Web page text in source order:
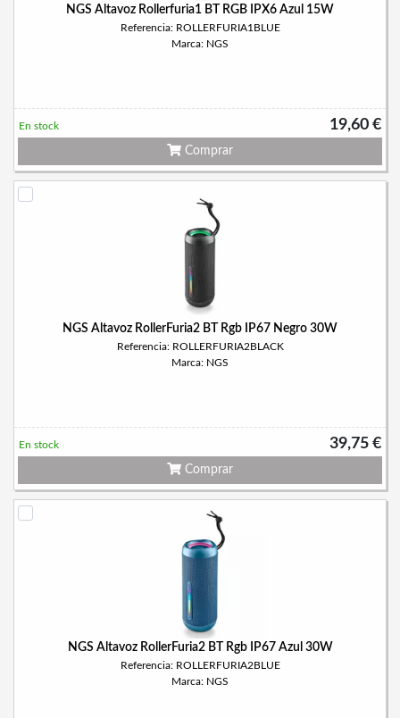
NGS Altavoz Rollerfuria1 BT RGB IPX6 Azul 15W
Referencia: ROLLERFURIA1BLUE
Marca: NGS
19,60 €
En stock
Comprar
NGS Altavoz RollerFuria2 BT Rgb IP67 Negro 30W
Referencia: ROLLERFURIA2BLACK
Marca: NGS
39,75 €
En stock
Comprar
NGS Altavoz RollerFuria2 BT Rgb IP67 Azul 30W
Referencia: ROLLERFURIA2BLUE
Marca: NGS